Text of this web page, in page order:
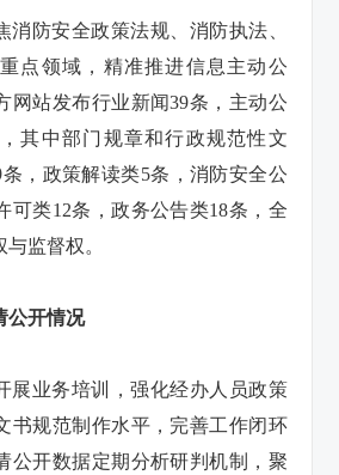
消防安全政策法规、消防执法、
点领域，精准推进信息主动公
网站发布行业新闻39条，主动公
其中部门规章和行政规范性文
，政策解读类5条，消防安全公
可类12条，政务公告类18条，全
监督权。
公开情况
展业务培训，强化经办人员政策
书规范制作水平，完善工作闭环
公开数据定期分析研判机制，聚